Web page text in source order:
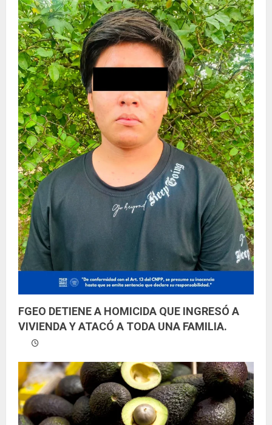
FGEO DETIENE A HOMICIDA QUE INGRESÓ A
VIVIENDA Y ATACÓ A TODA UNA FAMILIA.